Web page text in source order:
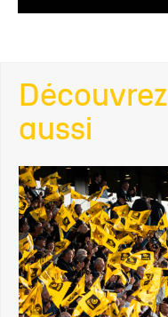
Découvrez
aussi